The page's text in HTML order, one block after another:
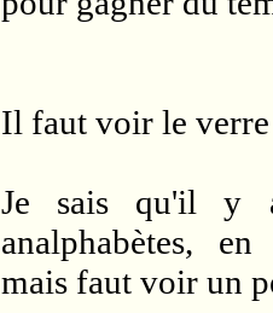
Il faut voir le
Je sais qu'il y a
analphabètes,
mais faut voir un